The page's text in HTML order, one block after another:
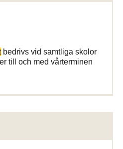
bedrivs vid samtliga skolor
till och med vårterminen